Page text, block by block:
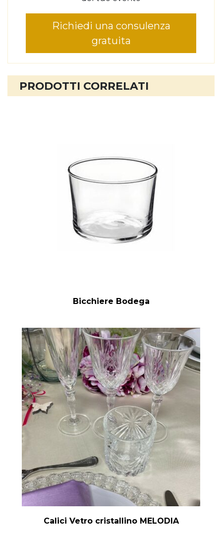
Richiedi una consulenza
gratuita
PRODOTTI CORRELATI
Bicchiere Bodega
Calici Vetro cristallino MELODIA